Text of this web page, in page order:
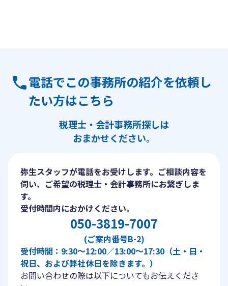
電話でこの事務所の紹介を依頼し
たい方はこちら
税理士・会計事務所探しは
おまかせください。
弥生スタッフが電話をお受けします。ご相談内容を
伺い、ご希望の税理士・会計事務所にお繋ぎしま
す。
受付時間内におかけください。
050-3819-7007
(ご案内番号B-2)
受付時間：9:30〜12:00／13:00〜17:30（土・日・
祝日、および弊社休日を除きます。）
お問い合わせの際は以下についてもお伝えくださ